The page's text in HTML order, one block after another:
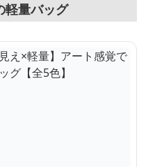
軽量バッグ